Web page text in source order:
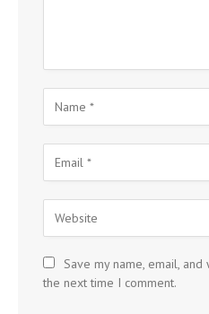
Save my name, email,
the next time I comment.